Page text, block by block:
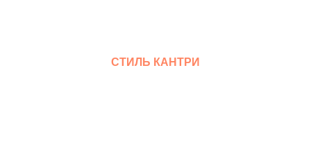
СТИЛЬ КАНТРИ